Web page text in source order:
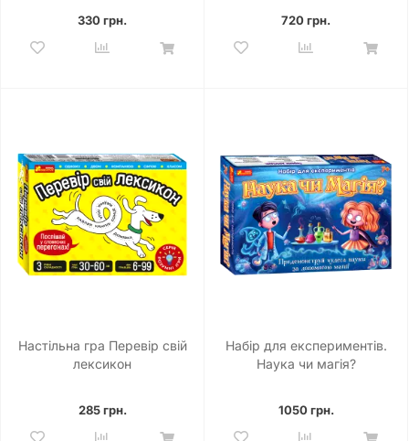
330 грн. 720 грн.
Настільна гра Перевір свій
лексикон
285 грн.
Набір для експериментів.
Наука чи магія?
1050 грн.